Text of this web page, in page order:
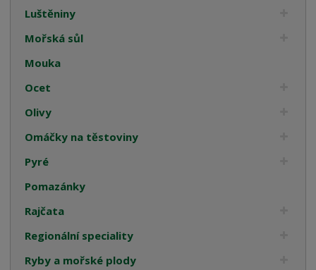
Luštěniny
Mořská sůl
Mouka
Ocet
Olivy
Omáčky na těstoviny
Pyré
Pomazánky
Rajčata
Regionální speciality
Ryby a mořské plody